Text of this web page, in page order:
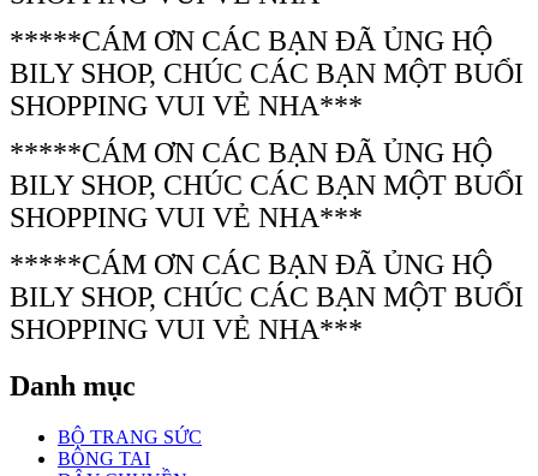
*****CÁM ƠN CÁC BẠN ĐÃ ỦNG HỘ
BILY SHOP, CHÚC CÁC BẠN MỘT BUỔI
SHOPPING VUI VẺ NHA***
*****CÁM ƠN CÁC BẠN ĐÃ ỦNG HỘ
BILY SHOP, CHÚC CÁC BẠN MỘT BUỔI
SHOPPING VUI VẺ NHA***
*****CÁM ƠN CÁC BẠN ĐÃ ỦNG HỘ
BILY SHOP, CHÚC CÁC BẠN MỘT BUỔI
SHOPPING VUI VẺ NHA***
Danh mục
BỘ TRANG SỨC
BÔNG TAI